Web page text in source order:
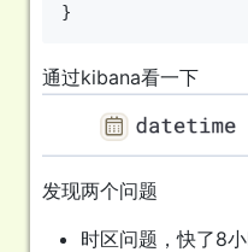
通过kibana看一下
发现两个问题
时区问题，快了8